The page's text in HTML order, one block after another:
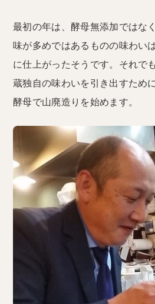
最初の年は、酵母無添加ではな
味が多めではあるものの味わい
に仕上がったそうです。それで
蔵独自の味わいを引き出すため
酵母で山廃造りを始めます。